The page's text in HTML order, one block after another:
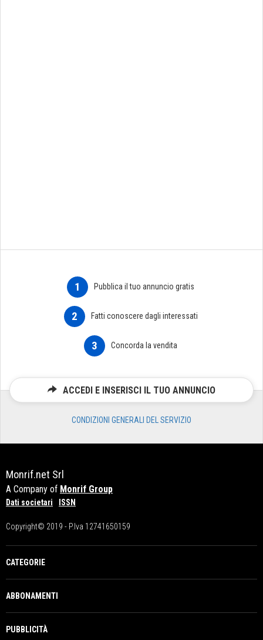
1 Pubblica il tuo annuncio gratis
2 Fatti conoscere dagli interessati
3 Concorda la vendita
ACCEDI E INSERISCI IL TUO ANNUNCIO
CONDIZIONI GENERALI DEL SERVIZIO
Monrif.net Srl
A Company of Monrif Group
Dati societari ISSN
Copyright© 2019 - P.Iva 12741650159
CATEGORIE
ABBONAMENTI
PUBBLICITÀ